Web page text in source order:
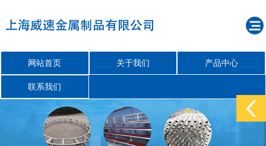
网站首页 关于我们 产品中心
联系我们